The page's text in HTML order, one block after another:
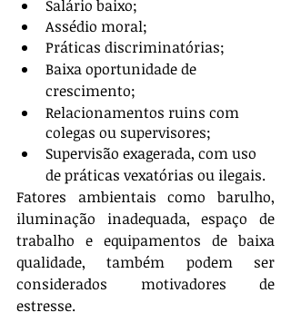
Salário baixo;
Assédio moral;
Práticas discriminatórias;
Baixa oportunidade de
crescimento;
Relacionamentos ruins com
colegas ou supervisores;
Supervisão exagerada, com uso
de práticas vexatórias ou ilegais.
Fatores ambientais como barulho,
iluminação inadequada, espaço de
trabalho e equipamentos de baixa
qualidade, também podem ser
considerados motivadores de
estresse.